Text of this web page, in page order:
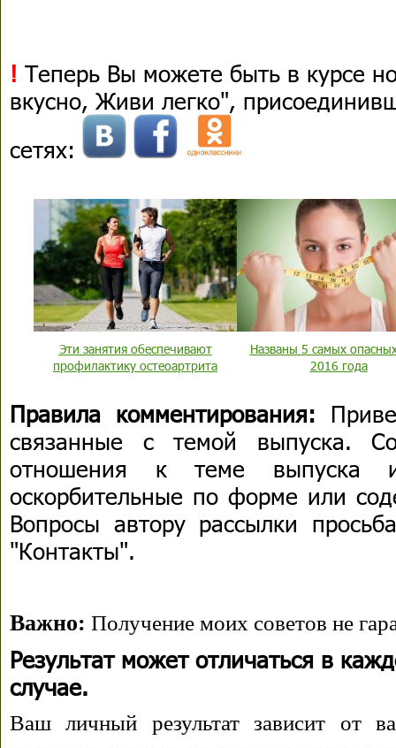
! Теперь Вы можете быть в курсе
вкусно, Живи легко",
сетях:
Эти занятия обеспечивают
профилактику остеоартрита
Названы 5 самых
2016 года
Правила комментирования:
связанные с темой выпуска.
отношения к теме выпуска
оскорбительные по форме или
Вопросы автору рассылки
"Контакты".
Важно: Получение моих советов не
Результат может отличаться в
случае.
Ваш личный результат зависит от